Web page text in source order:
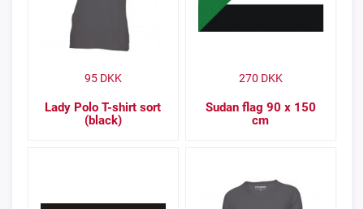
Lady Polo T-shirt sort
(black)
95DKK
Sudan flag 90 x 150
cm
270 DKK